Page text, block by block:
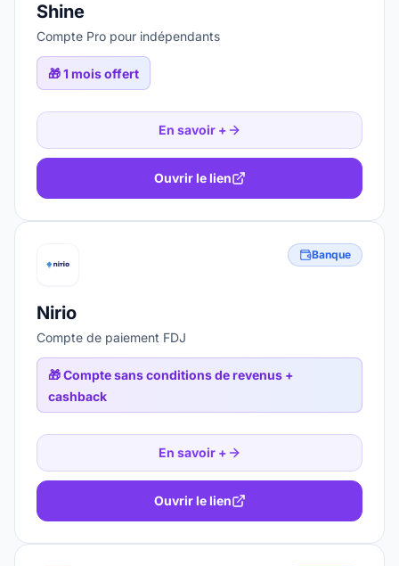
Shine
Compte Pro pour indépendants
🎁1 mois offert
En savoir +
Ouvrir le lien
Banque
Nirio
Compte de paiement FDJ
🎁Compte sans conditions de revenus +
cashback
En savoir +
Ouvrir le lien